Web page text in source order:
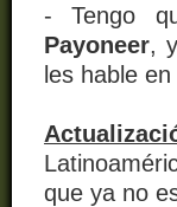
- Tengo
Payoneer,
les hable
que ya no